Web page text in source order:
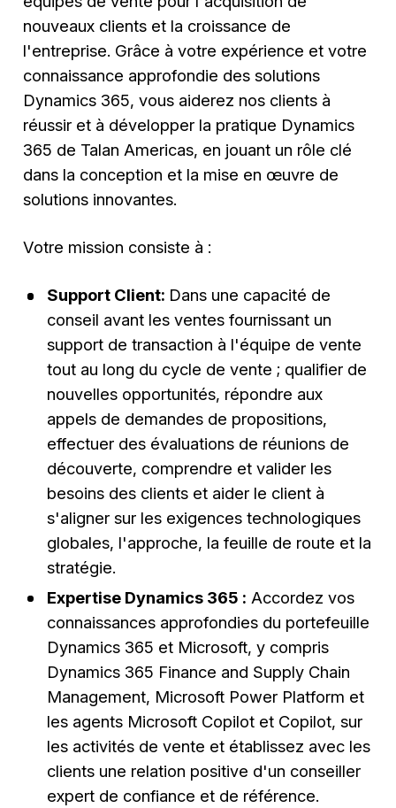
nouveaux clients et la croissance de
l'entreprise. Grâce à votre expérience et votre
connaissance approfondie des solutions
Dynamics 365, vous aiderez nos clients à
réussir et à développer la pratique Dynamics
365 de Talan Americas, en jouant un rôle clé
dans la conception et la mise en œuvre de
solutions innovantes.
Votre mission consiste à :
Support Client: Dans une capacité de
conseil avant les ventes fournissant un
support de transaction à l'équipe de vente
tout au long du cycle de vente ; qualifier de
nouvelles opportunités, répondre aux
appels de demandes de propositions,
effectuer des évaluations de réunions de
découverte, comprendre et valider les
besoins des clients et aider le client à
s'aligner sur les exigences technologiques
globales, l'approche, la feuille de route et la
stratégie.
Expertise Dynamics 365 : Accordez vos
connaissances approfondies du portefeuille
Dynamics 365 et Microsoft, y compris
Dynamics 365 Finance and Supply Chain
Management, Microsoft Power Platform et
les agents Microsoft Copilot et Copilot, sur
les activités de vente et établissez avec les
clients une relation positive d'un conseiller
expert de confiance et de référence.